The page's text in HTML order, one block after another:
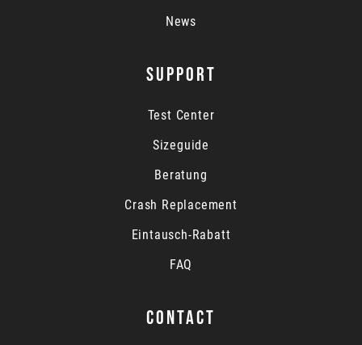
News
SUPPORT
Test Center
Sizeguide
Beratung
Crash Replacement
Eintausch-Rabatt
FAQ
CONTACT